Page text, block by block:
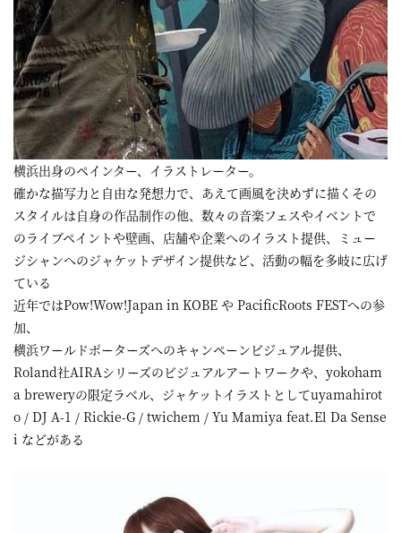
横浜出身のペインター、イラストレーター。
確かな描写力と自由な発想力で、あえて画風を決めずに描くその
スタイルは自身の作品制作の他、数々の音楽フェスやイベントで
のライブペイントや壁画、店舗や企業へのイラスト提供、ミュー
ジシャンへのジャケットデザイン提供など、活動の幅を多岐に広げ
ている
近年ではPow!Wow!Japan in KOBE や PacificRoots FESTへの参
加、
横浜ワールドポーターズへのキャンペーンビジュアル提供、
Roland社AIRAシリーズのビジュアルアートワークや、yokoham
a breweryの限定ラベル、ジャケットイラストとしてuyamahirot
o / DJ A-1 / Rickie-G / twichem / Yu Mamiya feat.El Da Sense
i などがある